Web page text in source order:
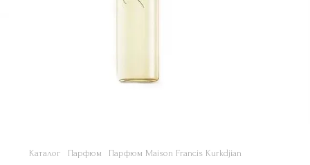
Каталог Парфюм Парфюм Maison Francis Kurkdjian